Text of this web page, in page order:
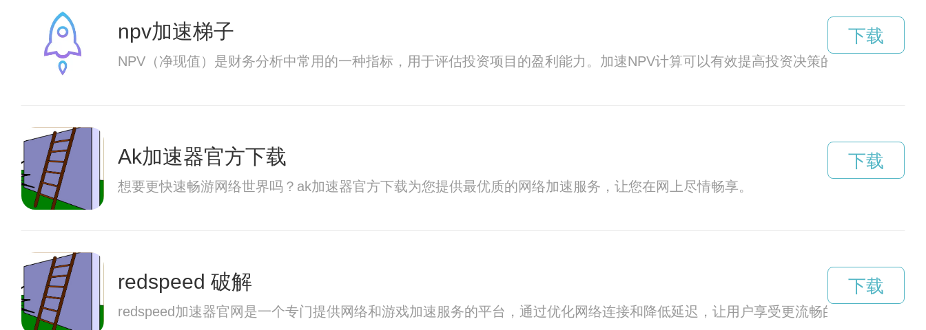
npv加速梯子
NPV（净现值）是财务分析中常用的一种指标，用于评估投资项目的盈利能力。加速NPV计算可以有效提高投资决策的效率。
下载
Ak加速器官方下载
想要更快速畅游网络世界吗？ak加速器官方下载为您提供最优质的网络加速服务，让您在网上尽情畅享。
下载
redspeed 破解
redspeed加速器官网是一个专门提供网络和游戏加速服务的平台，通过优化网络连接和降低延迟，让用户享受更流畅的网络体验。
下载